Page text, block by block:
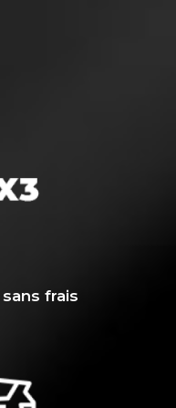
frais